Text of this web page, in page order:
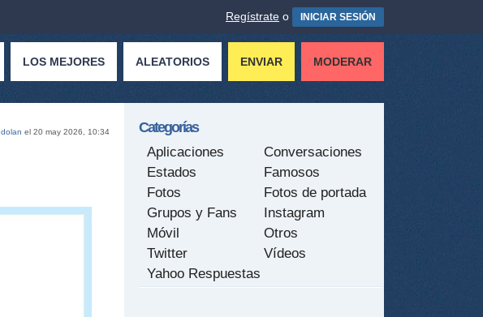
Regístrate o INICIAR SESIÓN
LOS MEJORES ALEATORIOS ENVIAR MODERAR
dolan el 20 may 2026, 10:34 Categorías
Aplicaciones
Conversaciones
Estados
Famosos
Fotos
Fotos de portada
Grupos y Fans
Instagram
Móvil
Otros
Twitter
Vídeos
Yahoo Respuestas